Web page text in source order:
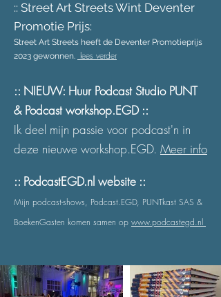
:: Street Art Streets Wint Deventer
Promotie Prijs:
Street Art Streets heeft de Deventer Promotieprijs
2023 gewonnen. lees verder
:: NIEUW: Huur Podcast Studio PUNT
& Podcast workshop.EGD ::
Ik deel mijn passie voor podcast'n in
deze nieuwe workshop.EGD. Meer info
:: PodcastEGD.nl website ::
Mijn podcast-shows, Podcast.EGD, PUNTkast SAS &
BoekenGasten komen samen op www.podcastegd.nl